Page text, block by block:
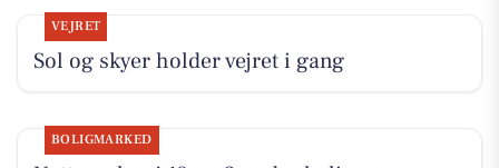
VEJRET
Sol og skyer holder vejret i gang
BOLIGMARKED